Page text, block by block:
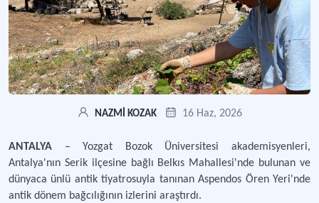
NAZMİ KOZAK 16 Haz, 2026
ANTALYA – Yozgat Bozok Üniversitesi akademisyenleri,
Antalya'nın Serik ilçesine bağlı Belkıs Mahallesi'nde bulunan ve
dünyaca ünlü antik tiyatrosuyla tanınan Aspendos Ören Yeri'nde
antik dönem bağcılığının izlerini araştırdı.